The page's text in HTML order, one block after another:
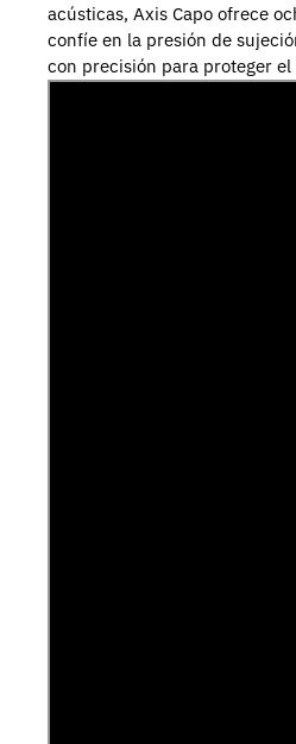
acústicas, Axis Capo ofrece
confíe en la presión de
con precisión para proteger